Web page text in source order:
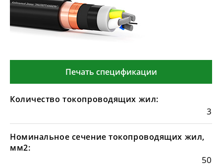
Печать спецификации
Количество токопроводящих жил:
3
Номинальное сечение токопроводящих жил,
мм2:
50